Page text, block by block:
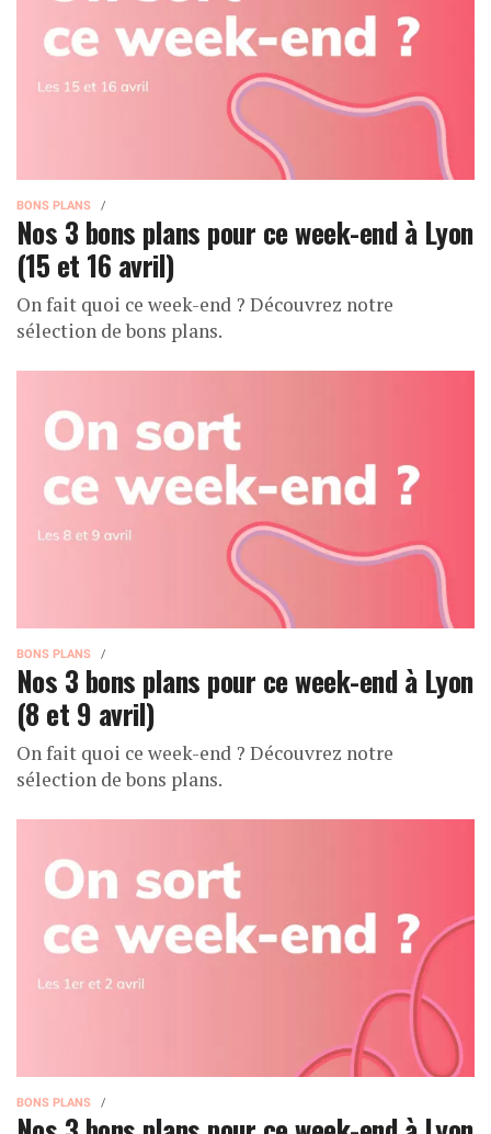
BONS PLANS
Nos 3 bons plans pour ce week-end à Lyon
(15 et 16 avril)
On fait quoi ce week-end ? Découvrez notre
sélection de bons plans.
BONS PLANS
Nos 3 bons plans pour ce week-end à Lyon
(8 et 9 avril)
On fait quoi ce week-end ? Découvrez notre
sélection de bons plans.
BONS PLANS